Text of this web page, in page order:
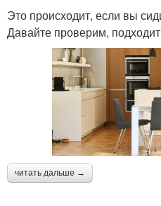
Это происходит, если вы
Давайте проверим,
читать дальше →